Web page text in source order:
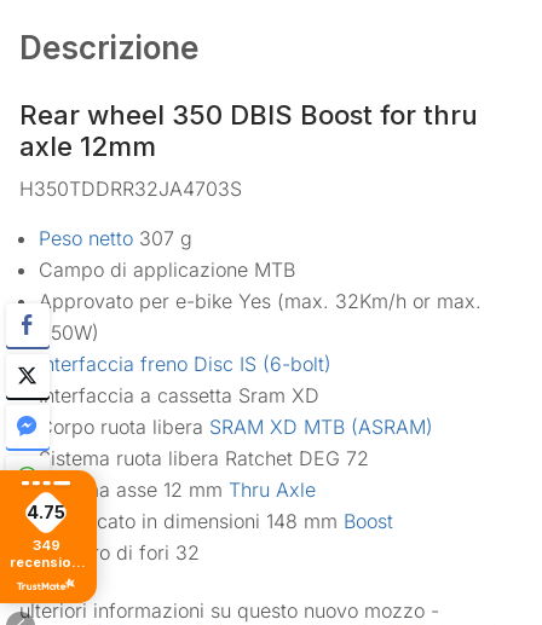
Descrizione
Rear wheel 350 DBIS Boost for thru
axle 12mm
H350TDDRR32JA4703S
Peso netto 307 g
Campo di applicazione MTB
Approvato per e-bikeYes (max. 32Km/h or max.
250W)
Interfaccia freno Disc IS (6-bolt)
Interfaccia a cassetta Sram XD
Corpo ruota libera SRAM XD MTB (ASRAM)
Sistema ruota libera Ratchet DEG 72
Sistema asse 12 mm Thru Axle
Fabbricato in dimensioni 148 mm Boost
Numero di fori 32
ulteriori informazioni su questo nuovo mozzo -
4.75
349
recensioni
di tutti i